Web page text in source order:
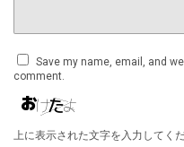
Save my name, email, and
comment.
上に表示された文字を入力してくだ